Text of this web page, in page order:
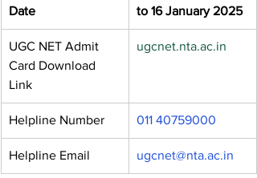
Date
to 16 January 2025
UGC NET Admit
Card Download
Link
ugcnet.nta.ac.in
Helpline Number 011 40759000
Helpline Email ugcnet@nta.ac.in